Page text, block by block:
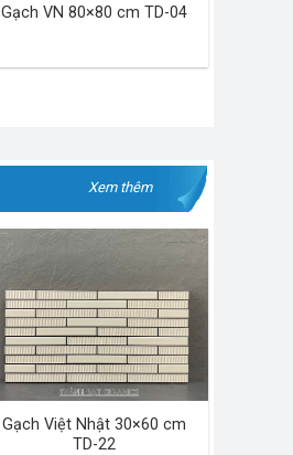
Gạch VN 80×80 cm TD-04
Xem thêm
Gạch Việt Nhật 30×60 cm
TD-22